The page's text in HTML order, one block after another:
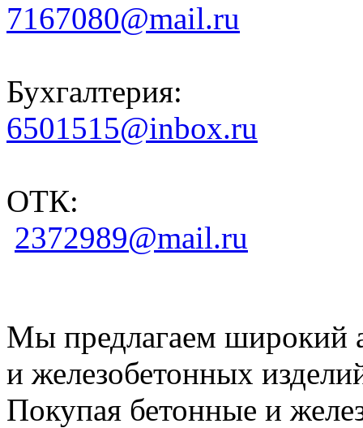
7167080@mail.ru
Бухгалтерия:
6501515@inbox.ru
ОТК:
2372989@mail.ru
Мы предлагаем широкий
и железобетонных
Покупая бетонные и